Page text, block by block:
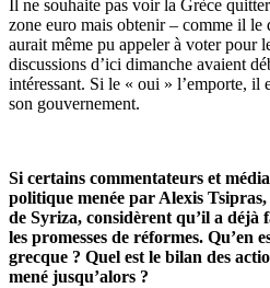
Il ne souhaite pas voir la Grèce
zone euro mais obtenir – comme il
aurait même pu appeler à voter pour
discussions d’ici dimanche avaient
intéressant. Si le « oui » l’emporte, il
son gouvernement.
Si certains commentateurs et
politique menée par Alexis
de Syriza, considèrent qu’il a déjà
les promesses de réformes. Qu’en
grecque ? Quel est le bilan des
mené jusqu’alors ?